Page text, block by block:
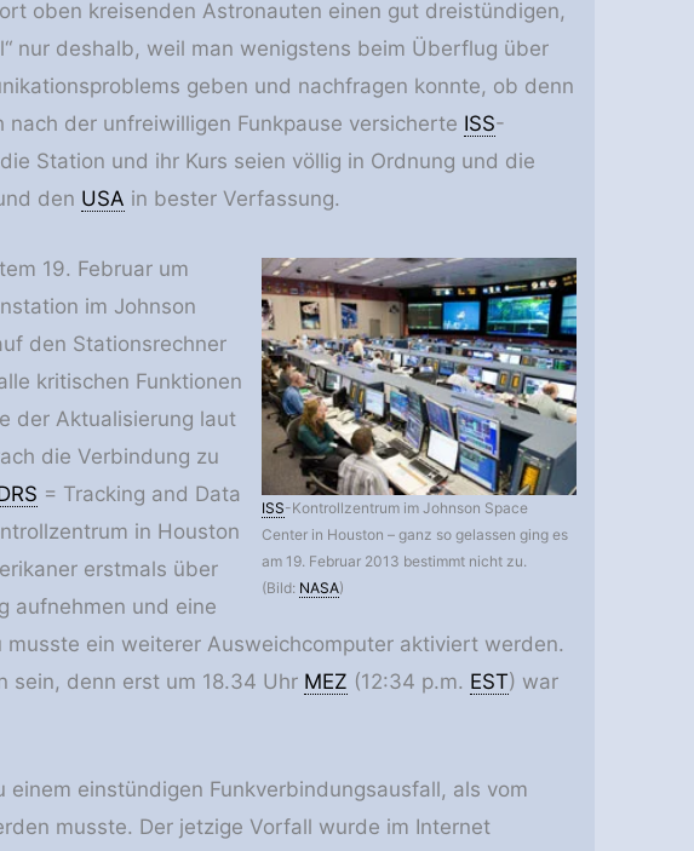
oben kreisenden Astronauten einen gut dreistündigen,
nur deshalb, weil man wenigstens beim Überflug über
geben und nachfragen konnte, ob denn
der unfreiwilligen Funkpause versicherte ISS-
Station und ihr Kurs seien völlig in Ordnung und die
den USA in bester Verfassung.
ISS-Kontrollzentrum im Johnson Space
Center in Houston – ganz so gelassen ging es
am 19. Februar 2013 bestimmt nicht zu.
(Bild: NASA)
19. Februar um
im Johnson
den Stationsrechner
kritischen Funktionen
der Aktualisierung laut
die Verbindung zu
= Tracking and Data
in Houston
erstmals über
aufnehmen und eine
ein weiterer Ausweichcomputer aktiviert werden.
sein, denn erst um 18.34 Uhr MEZ (12:34 p.m. EST) war
einstündigen Funkverbindungsausfall, als vom
musste. Der jetzige Vorfall wurde im Internet